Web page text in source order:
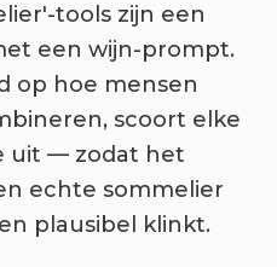
tools zijn een
een wijn-prompt.
op hoe mensen
scoort elke
uit — zodat het
echte sommelier
plausibel klinkt.